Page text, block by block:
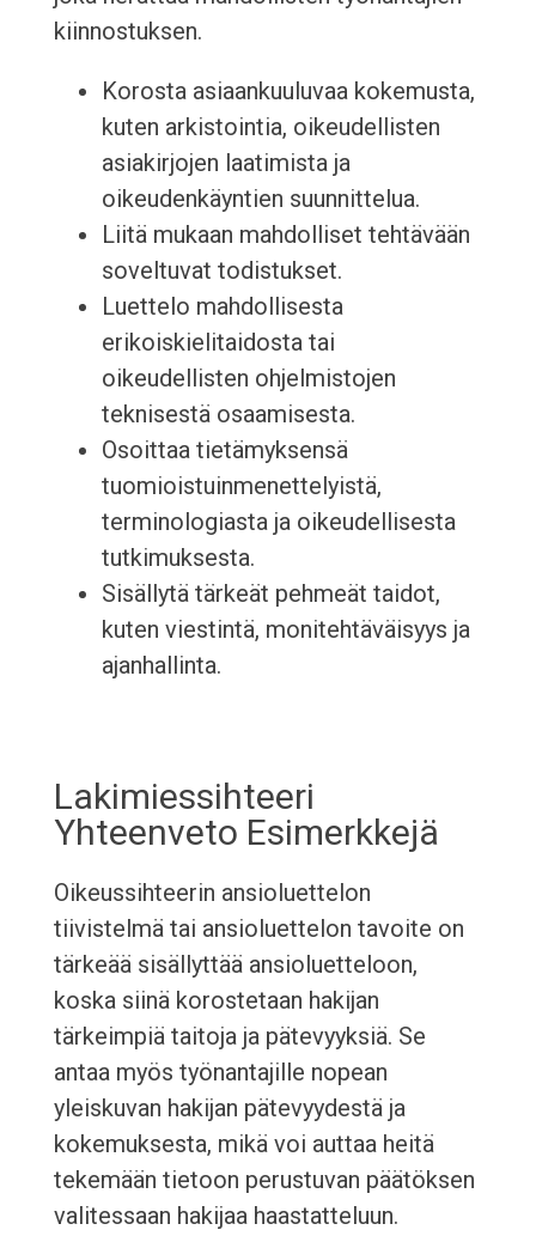
kiinnostuksen.
Korosta asiaankuuluvaa kokemusta,
kuten arkistointia, oikeudellisten
asiakirjojen laatimista ja
oikeudenkäyntien suunnittelua.
Liitä mukaan mahdolliset tehtävään
soveltuvat todistukset.
Luettelo mahdollisesta
erikoiskielitaidosta tai
oikeudellisten ohjelmistojen
teknisestä osaamisesta.
Osoittaa tietämyksensä
tuomioistuinmenettelyistä,
terminologiasta ja oikeudellisesta
tutkimuksesta.
Sisällytä tärkeät pehmeät taidot,
kuten viestintä, monitehtäväisyys ja
ajanhallinta.
Lakimiessihteeri
Yhteenveto Esimerkkejä
Oikeussihteerin ansioluettelon
tiivistelmä tai ansioluettelon tavoite on
tärkeää sisällyttää ansioluetteloon,
koska siinä korostetaan hakijan
tärkeimpiä taitoja ja pätevyyksiä. Se
antaa myös työnantajille nopean
yleiskuvan hakijan pätevyydestä ja
kokemuksesta, mikä voi auttaa heitä
tekemään tietoon perustuvan päätöksen
valitessaan hakijaa haastatteluun.